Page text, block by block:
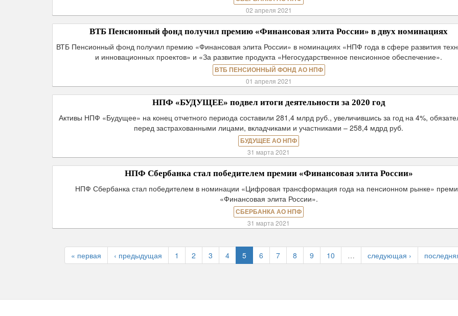
02 апреля 2021
ВТБ Пенсионный фонд получил премию «Финансовая элита России» в двух номинациях
ВТБ Пенсионный фонд получил премию «Финансовая элита России» в номинациях «НПФ года в сфере развития
и инновационных проектов» и «За развитие продукта «Негосударственное пенсионное обеспечение».
ВТБ ПЕНСИОННЫЙ ФОНД АО НПФ
01 апреля 2021
НПФ «БУДУЩЕЕ» подвел итоги деятельности за 2020 год
Активы НПФ «Будущее» на конец отчетного периода составили 281,4 млрд руб., увеличившись за год на 4%,
перед застрахованными лицами, вкладчиками и участниками – 258,4 мдрд руб.
БУДУЩЕЕ АО НПФ
31 марта 2021
НПФ Сбербанка стал победителем премии «Финансовая элита России»
НПФ Сбербанка стал победителем в номинации «Цифровая трансформация года на пенсионном рынке»
«Финансовая элита России».
СБЕРБАНКА АО НПФ
31 марта 2021
« первая ‹ предыдущая 1 2 3 4 5 6 7 8 9 10 … следующая ›